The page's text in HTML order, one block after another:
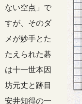
ない空点」で
すが、そのダ
メが妙手とた
たえられた碁
は十一世本因
坊元丈と跡目
安井知得の一